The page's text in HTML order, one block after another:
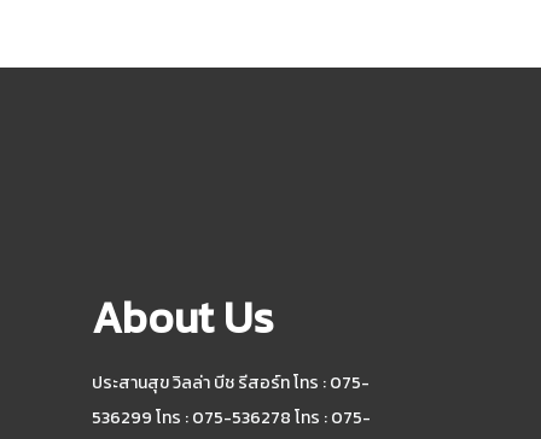
About Us
ประสานสุข วิลล่า บีช รีสอร์ท โทร : 075-
536299 โทร : 075-536278 โทร : 075-